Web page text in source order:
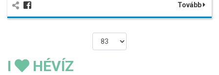
Tovább
I HÉVÍZ